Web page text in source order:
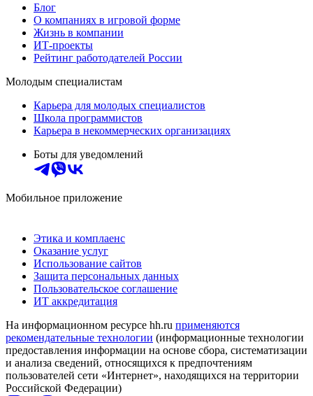
Блог
О компаниях в игровой форме
Жизнь в компании
ИТ-проекты
Рейтинг работодателей России
Молодым специалистам
Карьера для молодых специалистов
Школа программистов
Карьера в некоммерческих организациях
Боты для уведомлений
Мобильное приложение
Этика и комплаенс
Оказание услуг
Использование сайтов
Защита персональных данных
Пользовательское соглашение
ИТ аккредитация
На информационном ресурсе hh.ru применяются
рекомендательные технологии (информационные технологии
предоставления информации на основе сбора, систематизации
и анализа сведений, относящихся к предпочтениям
пользователей сети «Интернет», находящихся на территории
Российской Федерации)